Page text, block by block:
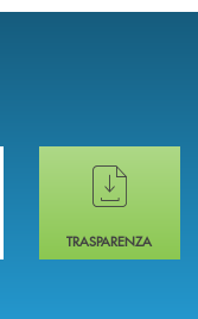
immediata ?
Hai bisogno di
TRASPARENZA